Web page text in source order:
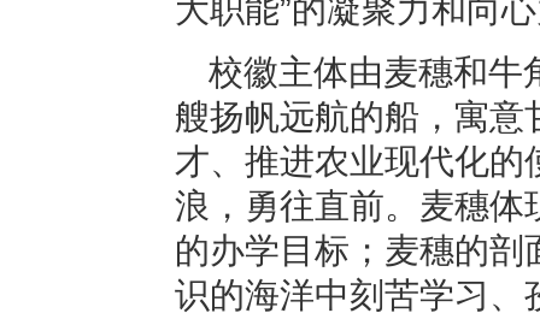
大职能”的凝聚力和向
校徽主体由麦穗和牛
艘扬帆远航的船，寓
才、推进农业现代化
浪，勇往直前。麦穗体
的办学目标；麦穗的
识的海洋中刻苦学习、